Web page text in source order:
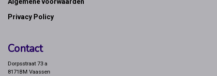
Privacy Policy
Contact
Dorpsstraat 73 a
8171BM Vaassen